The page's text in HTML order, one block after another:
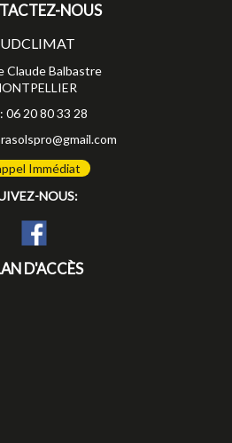
NOUS
Claude Balbastre
06 20 80 33 28
Immédiat
NOUS:
D'ACCÈS